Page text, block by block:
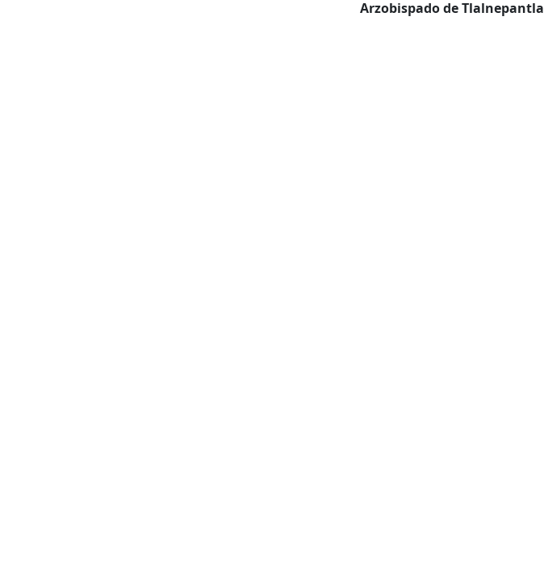
Arzobispado de Tlalnepantla